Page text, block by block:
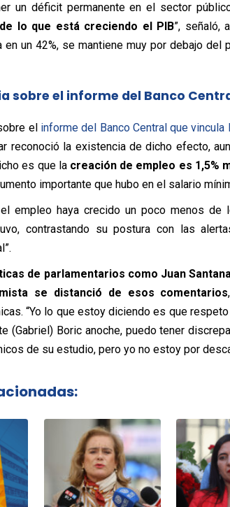
un déficit permanente en el sector
lo que está creciendo el PIB”, señaló,
en un 42%, se mantiene muy por debajo
sobre el informe del Banco
el informe del Banco Central que
reconoció la existencia de dicho efecto,
es que la creación de empleo es 1,5%
importante que hubo en el salario
empleo haya crecido un poco menos de
contrastando su postura con las
de parlamentarios como Juan
se distanció de esos comentarios
“Yo lo que estoy diciendo es que
(Gabriel) Boric anoche, puedo tener
de su estudio, pero yo no estoy por